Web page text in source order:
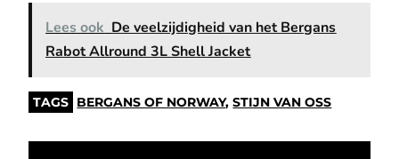
Lees ook De veelzijdigheid van het Bergans
Rabot Allround 3L Shell Jacket
TAGS BERGANS OF NORWAY,STIJN VAN OSS